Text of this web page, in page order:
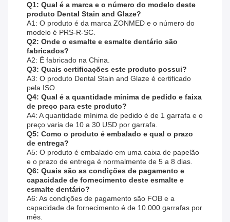
Q1: Qual é a marca e o número do modelo deste
produto Dental Stain and Glaze?
A1: O produto é da marca ZONMED e o número do
modelo é PRS-R-SC.
Q2: Onde o esmalte e esmalte dentário são
fabricados?
A2: É fabricado na China.
Q3: Quais certificações este produto possui?
A3: O produto Dental Stain and Glaze é certificado
pela ISO.
Q4: Qual é a quantidade mínima de pedido e faixa
de preço para este produto?
A4: A quantidade mínima de pedido é de 1 garrafa e o
preço varia de 10 a 30 USD por garrafa.
Q5: Como o produto é embalado e qual o prazo
de entrega?
A5: O produto é embalado em uma caixa de papelão
e o prazo de entrega é normalmente de 5 a 8 dias.
Q6: Quais são as condições de pagamento e
capacidade de fornecimento deste esmalte e
esmalte dentário?
A6: As condições de pagamento são FOB e a
capacidade de fornecimento é de 10.000 garrafas por
mês.